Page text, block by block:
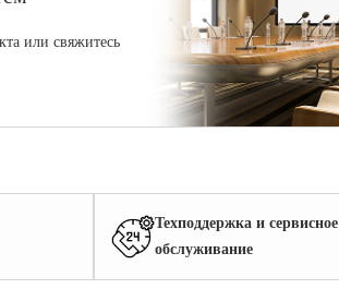
или свяжитесь
Техподдержка и сервисное
обслуживание